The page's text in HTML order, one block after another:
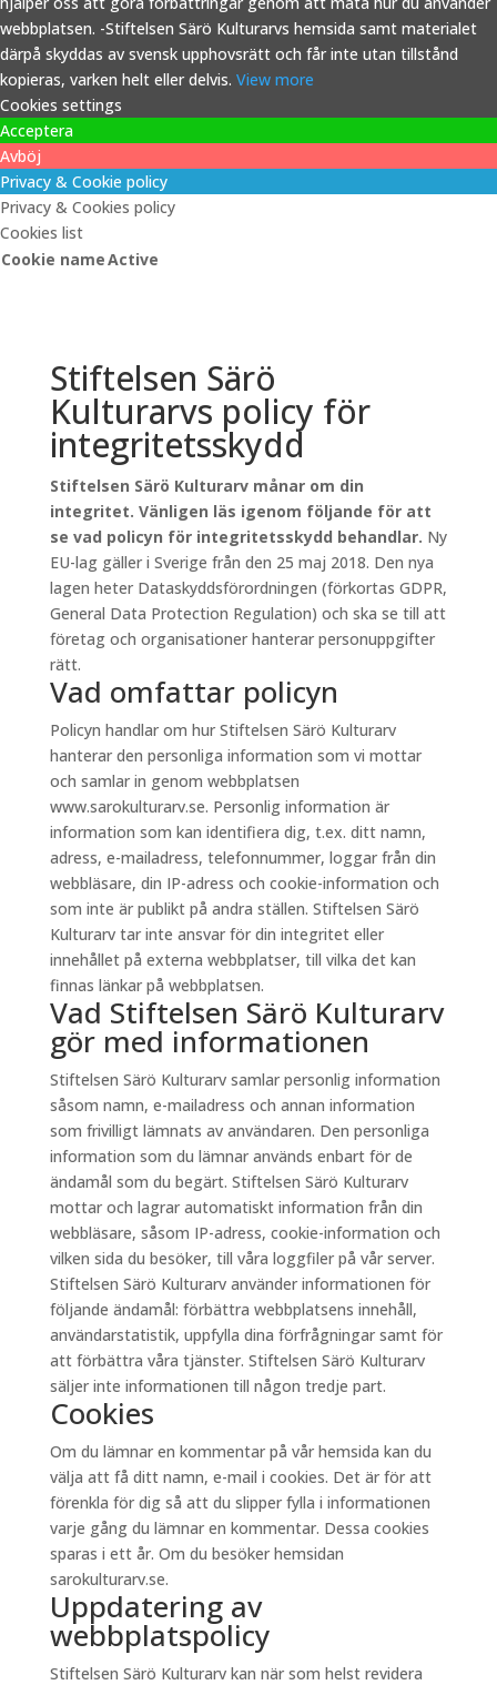
webbplatsen. -Stiftelsen Särö Kulturarvs hemsida samt materialet
därpå skyddas av svensk upphovsrätt och får inte utan tillstånd
kopieras, varken helt eller delvis. View more
Cookies settings
Acceptera
Avböj
Privacy & Cookie policy
Privacy & Cookies policy
Cookies list
Cookie nameActive
Stiftelsen Särö
Kulturarvs policy för
integritetsskydd
Stiftelsen Särö Kulturarv månar om din
integritet. Vänligen läs igenom följande för att
se vad policyn för integritetsskydd behandlar. Ny
EU-lag gäller i Sverige från den 25 maj 2018. Den nya
lagen heter Dataskyddsförordningen (förkortas GDPR,
General Data Protection Regulation) och ska se till att
företag och organisationer hanterar personuppgifter
rätt.
Vad omfattar policyn
Policyn handlar om hur Stiftelsen Särö Kulturarv
hanterar den personliga information som vi mottar
och samlar in genom webbplatsen
www.sarokulturarv.se. Personlig information är
information som kan identifiera dig, t.ex. ditt namn,
adress, e-mailadress, telefonnummer, loggar från din
webbläsare, din IP-adress och cookie-information och
som inte är publikt på andra ställen. Stiftelsen Särö
Kulturarv tar inte ansvar för din integritet eller
innehållet på externa webbplatser, till vilka det kan
finnas länkar på webbplatsen.
Vad Stiftelsen Särö Kulturarv
gör med informationen
Stiftelsen Särö Kulturarv samlar personlig information
såsom namn, e-mailadress och annan information
som frivilligt lämnats av användaren. Den personliga
information som du lämnar används enbart för de
ändamål som du begärt. Stiftelsen Särö Kulturarv
mottar och lagrar automatiskt information från din
webbläsare, såsom IP-adress, cookie-information och
vilken sida du besöker, till våra loggfiler på vår server.
Stiftelsen Särö Kulturarv använder informationen för
följande ändamål: förbättra webbplatsens innehåll,
användarstatistik, uppfylla dina förfrågningar samt för
att förbättra våra tjänster. Stiftelsen Särö Kulturarv
säljer inte informationen till någon tredje part.
Cookies
Om du lämnar en kommentar på vår hemsida kan du
välja att få ditt namn, e-mail i cookies. Det är för att
förenkla för dig så att du slipper fylla i informationen
varje gång du lämnar en kommentar. Dessa cookies
sparas i ett år. Om du besöker hemsidan
sarokulturarv.se.
Uppdatering av
webbplatspolicy
Stiftelsen Särö Kulturarv kan när som helst revidera